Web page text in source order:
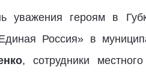
уважения героям в
Россия» в
, сотрудники